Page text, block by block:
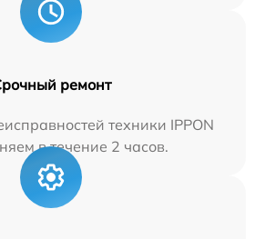
ремонт
техники IPPON
в течение 2 часов.